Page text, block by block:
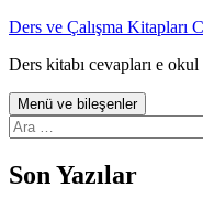
İçeriğe
Ders ve Çalışma Kitapları
Ders kitabı cevapları e okul
Menü ve bileşenler
Arama:
Son Yazılar